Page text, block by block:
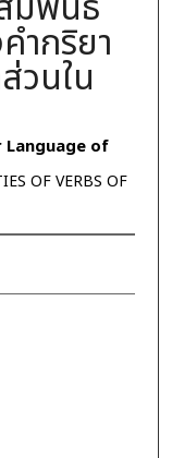
ำกริยา
วนใน
of
OF VERBS OF